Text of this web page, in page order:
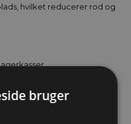
hvilket reducerer rod og
til effektiv
i butikken eller i
bruger